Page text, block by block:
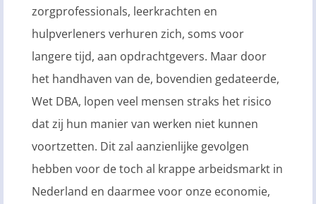
zorgprofessionals, leerkrachten en
hulpverleners verhuren zich, soms voor
langere tijd, aan opdrachtgevers. Maar door
het handhaven van de, bovendien gedateerde,
Wet DBA, lopen veel mensen straks het risico
dat zij hun manier van werken niet kunnen
voortzetten. Dit zal aanzienlijke gevolgen
hebben voor de toch al krappe arbeidsmarkt in
Nederland en daarmee voor onze economie,